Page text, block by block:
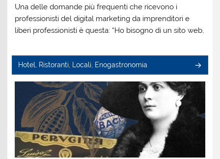
Una delle domande più frequenti che ricevono i
professionisti del digital marketing da imprenditori e
liberi professionisti è questa: “Ho bisogno di un sito web,
Hotel, Ristoranti, Locali, Enogastronomia